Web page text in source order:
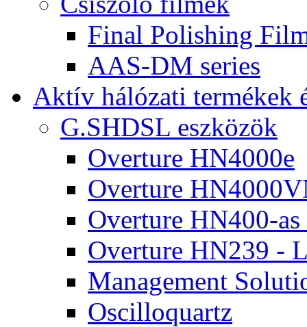
Final Polishing
AAS-DM series
Aktív hálózati termékek
G.SHDSL eszközök
Overture HN4000e
Overture
Overture HN400-as
Overture HN239 -
Management
Oscilloquartz